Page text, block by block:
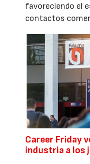
favoreciendo el
contactos
Career Friday
industria a los